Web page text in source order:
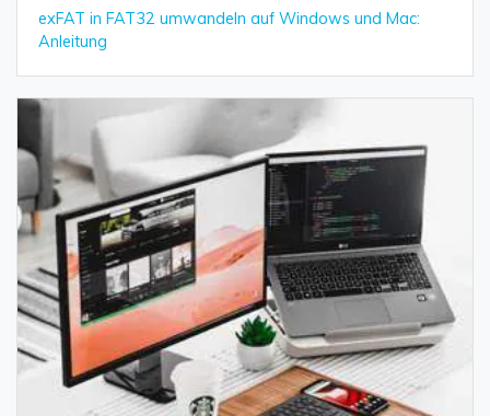
exFAT in FAT32 umwandeln auf Windows und Mac:
Anleitung